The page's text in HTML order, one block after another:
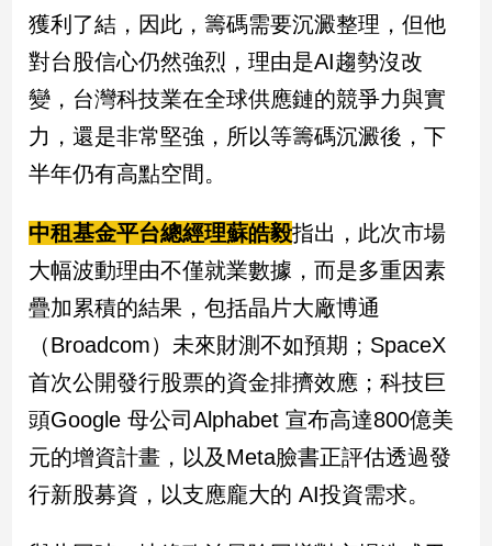
子/
情
藝
術
／
文
電
影
推
薦
科
遊
戲
運
動
寵
獲利了結，因此，籌碼需要沉澱整理，但他
對台股信心仍然強烈，理由是AI趨勢沒改
變，台灣科技業在全球供應鏈的競爭力與實
力，還是非常堅強，所以等籌碼沉澱後，下
半年仍有高點空間。
中租基金平台總經理蘇皓毅指出，此次市場
大幅波動理由不僅就業數據，而是多重因素
疊加累積的結果，包括晶片大廠博通
（Broadcom）未來財測不如預期；SpaceX
首次公開發行股票的資金排擠效應；科技巨
頭Google 母公司Alphabet 宣布高達800億美
元的增資計畫，以及Meta臉書正評估透過發
行新股募資，以支應龐大的 AI投資需求。